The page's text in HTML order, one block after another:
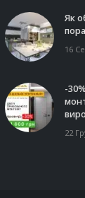
Як
16
-
22